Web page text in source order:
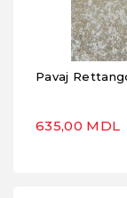
Pavaj
635,00 MDL